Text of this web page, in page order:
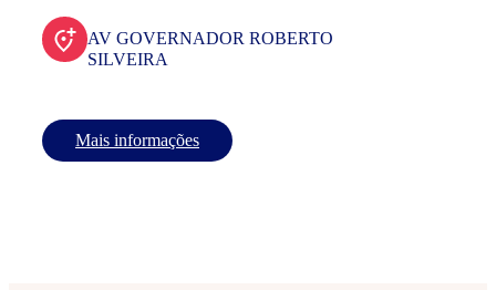
AV GOVERNADOR ROBERTO
SILVEIRA
Mais informações